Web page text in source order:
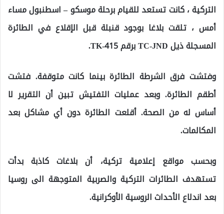
التركية ، كانت تستعد للقيام برحلة موسكو – اسطنبول مساء
أمس ، تلقت بلاغا بوجود قنبلة قبل الإقلاع في الطائرة
المسجلة ذيل TC-JND برقم TK-415.
وفتشت فرق الشرطة الطائرة بينما كانت متوقفة. فتشت
أطقم الطائرة. وبعد عمليات التفتيش تبين أن التقرير لا
أساس له من الصحة. أقلعت الطائرة دون أي مشاكل بعد
المكالمات.
وبحسب مواقع إعلامية تركية، أن بلاغات كاذبة بدأت
تستهدف الطائرات التركية والصربية المتوجهة الى روسيا
بعد اندلاع الأحداث الروسية الأوكرانية.